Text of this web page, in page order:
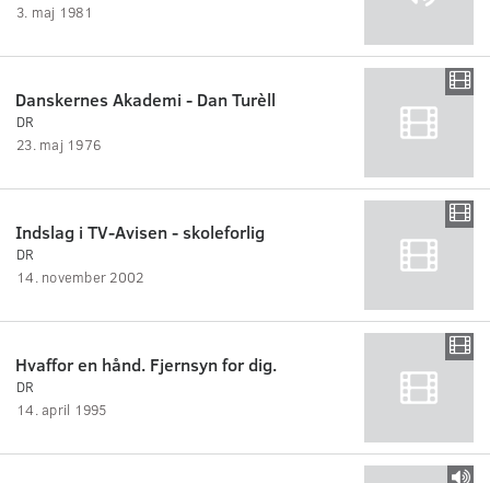
3. maj 1981
Danskernes Akademi - Dan Turèll
DR
23. maj 1976
Indslag i TV-Avisen - skoleforlig
DR
14. november 2002
Hvaffor en hånd. Fjernsyn for dig.
DR
14. april 1995